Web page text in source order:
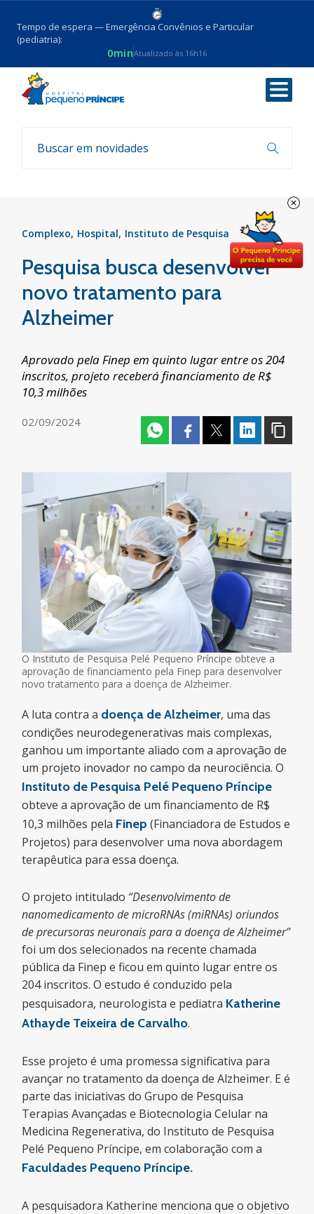
Tempo de espera — Emergência Convênios e Particular
(pediatria):
0minAtualizado às 16h16
Voltar
Notícias
Complexo Hospital Instituto de Pesquisa
Pesquisa busca desenvolver
novo tratamento para
Alzheimer
Aprovado pela Finep em quinto lugar entre os 204
inscritos, projeto receberá financiamento de R$
10,3 milhões
02/09/2024
O Instituto de Pesquisa Pelé Pequeno Príncipe obteve a
aprovação de financiamento pela Finep para desenvolver
novo tratamento para a doença de Alzheimer.
A luta contra a doença de Alzheimer, uma das
condições neurodegenerativas mais complexas,
ganhou um importante aliado com a aprovação de
um projeto inovador no campo da neurociência. O
Instituto de Pesquisa Pelé Pequeno Príncipe
obteve a aprovação de um financiamento de R$
10,3 milhões pela Finep (Financiadora de Estudos e
Projetos) para desenvolver uma nova abordagem
terapêutica para essa doença.
O projeto intitulado “Desenvolvimento de
nanomedicamento de microRNAs (miRNAs) oriundos
de precursoras neuronais para a doença de Alzheimer”
foi um dos selecionados na recente chamada
pública da Finep e ficou em quinto lugar entre os
204 inscritos. O estudo é conduzido pela
pesquisadora, neurologista e pediatra Katherine
Athayde Teixeira de Carvalho.
Esse projeto é uma promessa significativa para
avançar no tratamento da doença de Alzheimer. E é
parte das iniciativas do Grupo de Pesquisa
Terapias Avançadas e Biotecnologia Celular na
Medicina Regenerativa, do Instituto de Pesquisa
Pelé Pequeno Príncipe, em colaboração com a
Faculdades Pequeno Príncipe.
A pesquisadora Katherine menciona que o objetivo